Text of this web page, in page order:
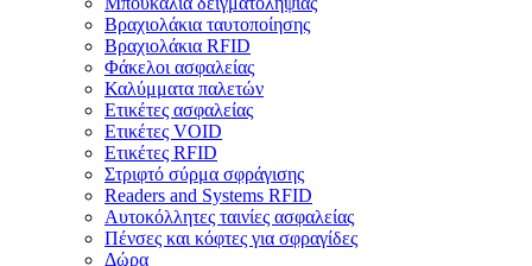
Βραχιολάκια ταυτοποίησης
Βραχιολάκια RFID
Φάκελοι ασφαλείας
Καλύμματα παλετών
Ετικέτες ασφαλείας
Ετικέτες VOID
Ετικέτες RFID
Στριφτό σύρμα σφράγισης
Readers and Systems RFID
Αυτοκόλλητες ταινίες ασφαλείας
Πένσες και κόφτες για σφραγίδες
Δώρα